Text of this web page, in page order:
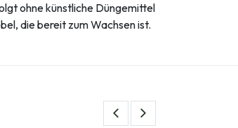
ohne künstliche Düngemittel
die bereit zum Wachsen ist.